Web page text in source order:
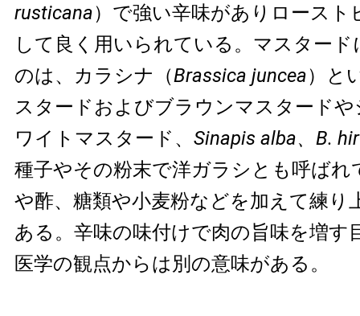
rusticana）で強い辛味がありロースト
して良く用いられている。マスター
のは、カラシナ（Brassica juncea）と
スタードおよびブラウンマスタード
ワイトマスタード、 Sinapis alba、B.
種子やその粉末で洋ガラシとも呼ばれ
や酢、糖類や小麦粉などを加えて練り
ある。辛味の味付けで肉の旨味を増す
医学の観点からは別の意味がある。